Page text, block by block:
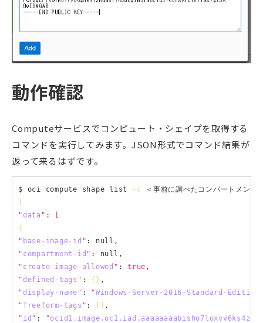
動作確認
Computeサービスでコンピュート・シェイプを取得する
コマンドを実行してみます。JSON形式でコマンド結果が
返って来るはずです。
$ oci compute shape list
-c
{
"data " :
[
{
" base-image-id "
" compartment-id "
" create-image-allowed " : true
"defined-tags " : {}
"display-name " : "Windows-Server-2016-Standard-Edition-
" freeform-tags " : {}
" id " : "